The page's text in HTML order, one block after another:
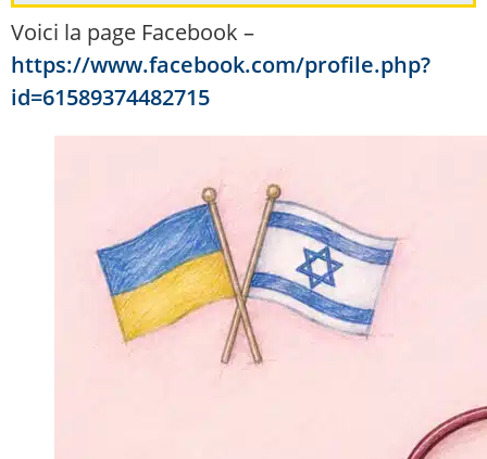
Voici la page Facebook –
https://www.facebook.com/profile.php?
id=61589374482715